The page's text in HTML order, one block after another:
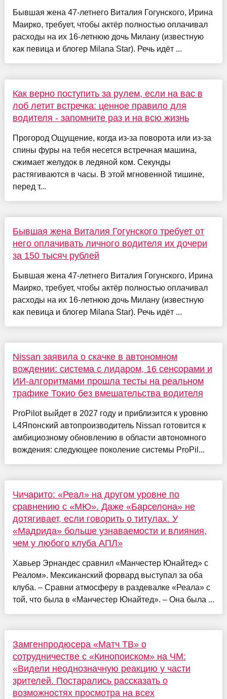
Бывшая жена 47-летнего Виталия Гогунского, Ирина
Маирко, требует, чтобы актёр полностью оплачивал
расходы на их 16-летнюю дочь Милану (известную
как певица и блогер Milana Star). Речь идёт ...
Как верно поступить за рулем, если на вас в
лоб летит встречка: ценное правило для
водителя - запомните раз и на всю жизнь
Прогород Ощущение, когда из-за поворота или из-за
спины фуры на тебя несется встречная машина,
сжимает желудок в ледяной ком. Секунды
растягиваются в часы. В этой мгновенной тишине,
перед т...
Бывшая жена Виталия Гогунского требует от
него оплачивать личного водителя их дочери
за 150 тысяч рублей
Бывшая жена 47-летнего Виталия Гогунского, Ирина
Маирко, требует, чтобы актёр полностью оплачивал
расходы на их 16-летнюю дочь Милану (известную
как певица и блогер Milana Star). Речь идёт ...
Nissan заявила о скачке в автономном
вождении: система с лидаром, 16 сенсорами и
ИИ-алгоритмами прошла тесты на реальном
трафике Токио без вмешательства водителя
ProPilot выйдет в 2027 году и приблизится к уровню
L4Японский автопроизводитель Nissan готовится к
амбициозному обновлению в области автономного
вождения: следующее поколение системы ProPil...
Чичарито: «Реал» на другом уровне по
сравнению с «МЮ». Даже «Барселона» не
дотягивает, если говорить о титулах. У
«Мадрида» больше узнаваемости и влияния,
чем у любого клуба АПЛ»
Хавьер Эрнандес сравнил «Манчестер Юнайтед» c
Реалом». Мексиканский форвард выступал за оба
клуба. – Сравни атмосферу в раздевалке «Реала» с
той, что была в «Манчестер Юнайтед». – Она была ...
Замгенпродюсера «Матч ТВ» о
сотрудничестве с «Кинопоиском» на ЧМ:
«Видели неоднозначную реакцию у части
зрителей. Постарались рассказать о
возможностях просмотра на всех